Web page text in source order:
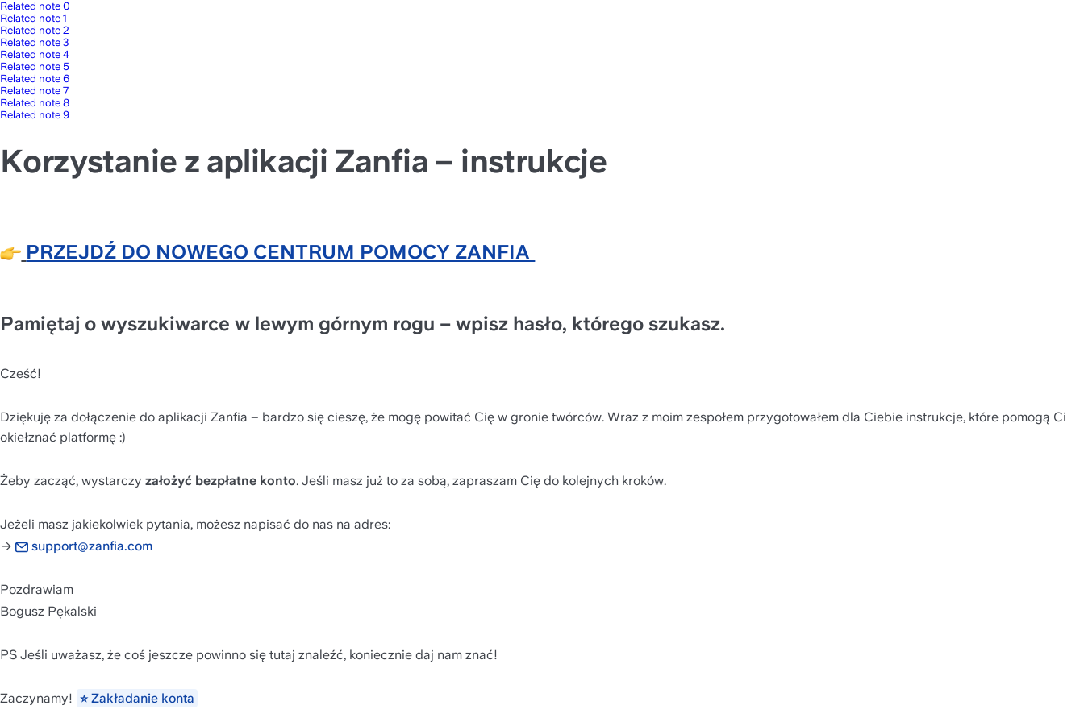
Related note 0
Related note 1
Related note 2
Related note 3
Related note 4
Related note 5
Related note 6
Related note 7
Related note 8
Related note 9
Korzystanie z aplikacji Zanfia – instrukcje
PRZEJDŹ DO NOWEGO CENTRUM POMOCY ZANFIA
Pamiętaj o wyszukiwarce w lewym górnym rogu – wpisz hasło, którego szukasz.
Cześć!
Dziękuję za dołączenie do aplikacji Zanfia – bardzo się cieszę, że mogę powitać Cię w gronie twórców. Wraz z moim zespołem przygotowałem dla Ciebie instrukcje, które pomogą Ci
okiełznać platformę :)
Żeby zacząć, wystarczy założyć bezpłatne konto. Jeśli masz już to za sobą, zapraszam Cię do kolejnych kroków.
Jeżeli masz jakiekolwiek pytania, możesz napisać do nas na adres:
→
support@zanfia.com
Pozdrawiam
Bogusz Pękalski
PS Jeśli uważasz, że coś jeszcze powinno się tutaj znaleźć, koniecznie daj nam znać!
Zaczynamy! ⭐ Zakładanie konta